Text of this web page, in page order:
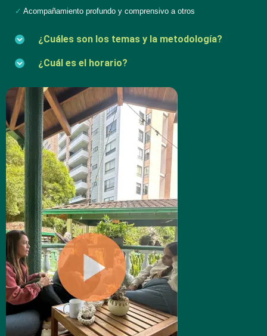
✓ Acompañamiento profundo y comprensivo a otros
¿Cuáles son los temas y la metodología?
¿Cuál es el horario?